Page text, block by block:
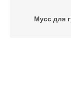
Мусс для